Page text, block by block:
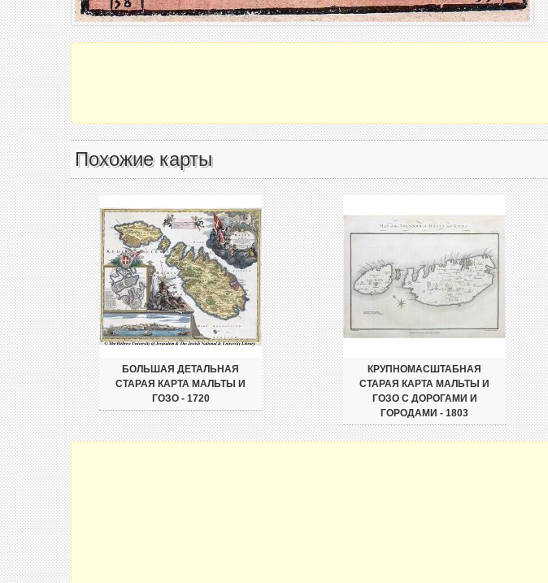
Похожие карты
БОЛЬШАЯ ДЕТАЛЬНАЯ
СТАРАЯ КАРТА МАЛЬТЫ И
ГОЗО - 1720
КРУПНОМАСШТАБНАЯ
СТАРАЯ КАРТА МАЛЬТЫ И
ГОЗО С ДОРОГАМИ И
ГОРОДАМИ - 1803